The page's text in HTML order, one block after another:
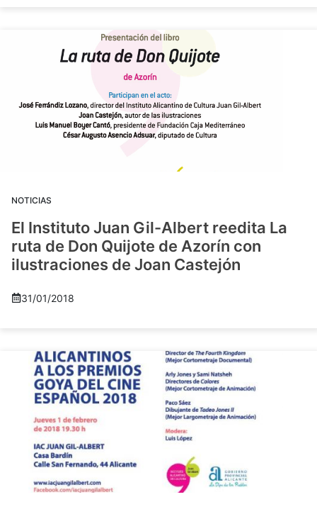
NOTICIAS
El Instituto Juan Gil-Albert reedita La
ruta de Don Quijote de Azorín con
ilustraciones de Joan Castejón
31/01/2018